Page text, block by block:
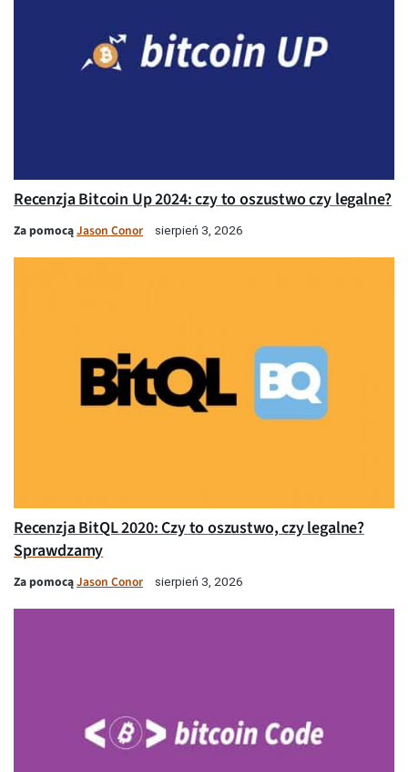
Recenzja Bitcoin Up 2024: czy to oszustwo czy legalne?
Za pomocąJason Conor sierpień 3, 2026
Recenzja BitQL 2020: Czy to oszustwo, czy legalne?
Sprawdzamy
Za pomocąJason Conor sierpień 3, 2026